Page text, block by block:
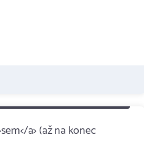
a> (až na konec